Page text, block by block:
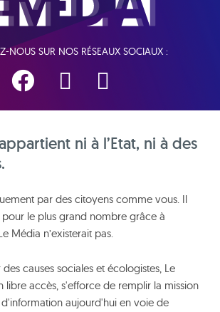
NOUS SUR NOS RÉSEAUX SOCIAUX :
ni à l’Etat, ni à des
par des citoyens comme vous. Il
le plus grand nombre grâce à
Média n’existerait pas.
causes sociales et écologistes, Le
libre accès, s'efforce de remplir la mission
aujourd'hui en voie de